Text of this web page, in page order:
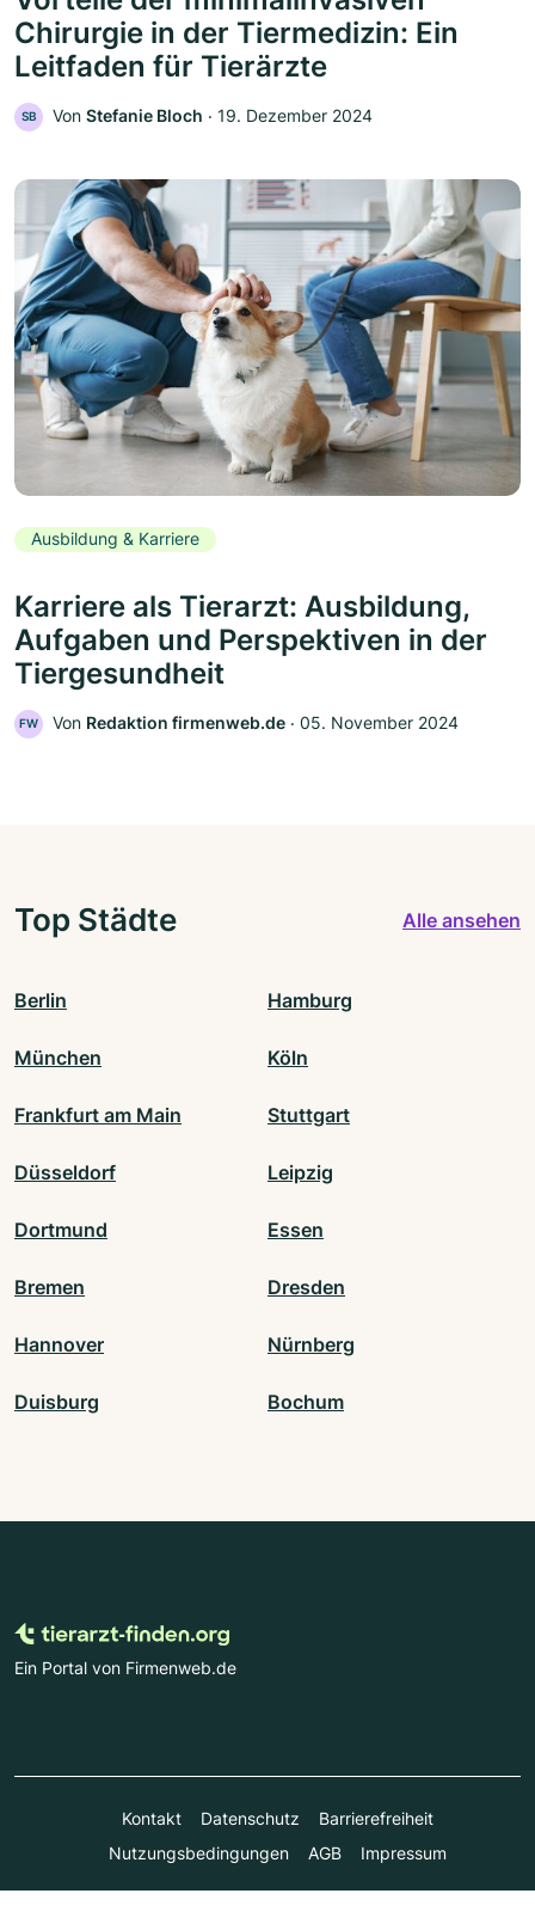
Chirurgie in der Tiermedizin: Ein
Leitfaden für Tierärzte
SB Von Stefanie Bloch ‧ 19. Dezember 2024
Ausbildung & Karriere
Karriere als Tierarzt: Ausbildung,
Aufgaben und Perspektiven in der
Tiergesundheit
FW Von Redaktion firmenweb.de ‧ 05. November 2024
Top Städte Alle ansehen
Berlin Hamburg
München Köln
Frankfurt am Main Stuttgart
Düsseldorf Leipzig
Dortmund Essen
Bremen Dresden
Hannover Nürnberg
Duisburg Bochum
Ein Portal von Firmenweb.de
Kontakt Datenschutz
Barrierefreiheit
Nutzungsbedingungen
AGB Impressum